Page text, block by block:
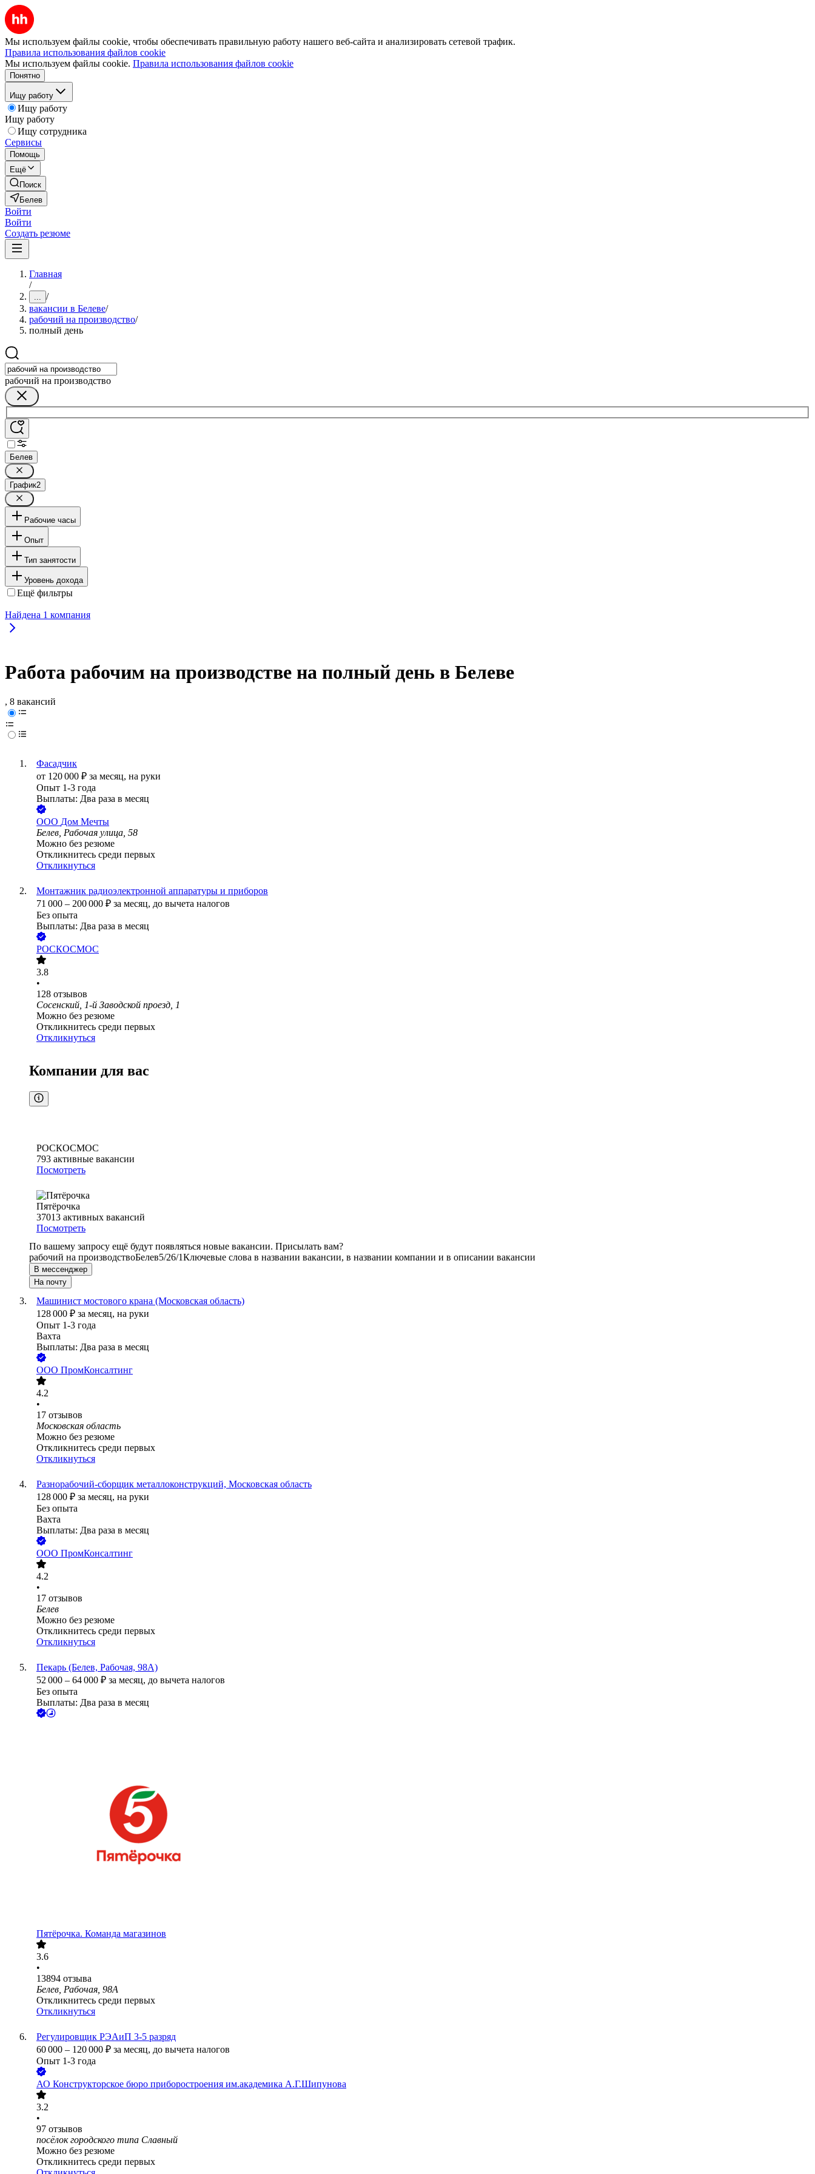
Мы используем файлы cookie, чтобы обеспечивать правильную работу нашего веб-сайта и анализировать сетевой трафик.
Правила использования файлов cookie
Мы используем файлы cookie. Правила использования файлов cookie
Понятно
Ищу работу
Ищу работу
Ищу работу
Ищу сотрудника
Сервисы
Помощь
Ещё
Поиск
Белев
Войти
Войти
Создать резюме
Главная
/
... /
вакансии в Белеве/
рабочий на производство/
полный день
рабочий на производство
Белев
График2
Рабочие часы
Опыт
Тип занятости
Уровень дохода
Ещё фильтры
Найдена 1 компания
Работа рабочим на производстве на полный день в Белеве
, 8 вакансий
Фасадчик
от 120 000 ₽ за месяц, на руки
Опыт 1-3 года
Выплаты: Два раза в месяц
ООО Дом Мечты
Белев, Рабочая улица, 58
Можно без резюме
Откликнитесь среди первых
Откликнуться
Монтажник радиоэлектронной аппаратуры и приборов
71 000 – 200 000 ₽ за месяц, до вычета налогов
Без опыта
Выплаты: Два раза в месяц
РОСКОСМОС
3.8
•
128 отзывов
Сосенский, 1-й Заводской проезд, 1
Можно без резюме
Откликнитесь среди первых
Откликнуться
Компании для вас
РОСКОСМОС
793 активные вакансии
Посмотреть
Пятёрочка
37013 активных вакансий
Посмотреть
По вашему запросу ещё будут появляться новые вакансии. Присылать вам?
рабочий на производствоБелев5/26/1Ключевые слова в названии вакансии, в названии компании и в описании вакансии
В мессенджер
На почту
Машинист мостового крана (Московская область)
128 000 ₽ за месяц, на руки
Опыт 1-3 года
Вахта
Выплаты: Два раза в месяц
ООО ПромКонсалтинг
4.2
•
17 отзывов
Московская область
Можно без резюме
Откликнитесь среди первых
Откликнуться
Разнорабочий-сборщик металлоконструкций, Московская область
128 000 ₽ за месяц, на руки
Без опыта
Вахта
Выплаты: Два раза в месяц
ООО ПромКонсалтинг
4.2
•
17 отзывов
Белев
Можно без резюме
Откликнитесь среди первых
Откликнуться
Пекарь (Белев, Рабочая, 98А)
52 000 – 64 000 ₽ за месяц, до вычета налогов
Без опыта
Выплаты: Два раза в месяц
Пятёрочка. Команда магазинов
3.6
•
13894 отзыва
Белев, Рабочая, 98А
Откликнитесь среди первых
Откликнуться
Регулировщик РЭАиП 3-5 разряд
60 000 – 120 000 ₽ за месяц, до вычета налогов
Опыт 1-3 года
АО Конструкторское бюро приборостроения им.академика А.Г.Шипунова
3.2
•
97 отзывов
посёлок городского типа Славный
Можно без резюме
Откликнитесь среди первых